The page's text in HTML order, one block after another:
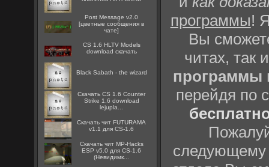
Post Message v2.0
[цветные сообщения в
чате]
CS 1.6 HLTV Models
download скачать
Black Sabath - the wizard
Скачать CS 1.6 Counter
Strike 1.6 download
lejupla...
Скачать чит FUTURAMA
v1.1 для CS-1.6
Скачать чит MP-Hacks
ESP v5.0 для CS-1.6
(Невидимк...
программы!
Вы
читах, так
программы
перейдя по